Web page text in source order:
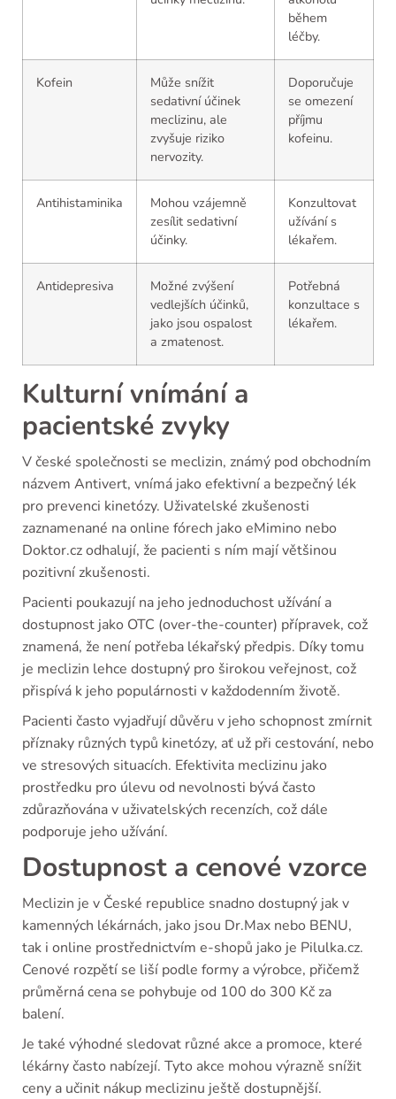
během
léčby.
Kofein
Může snížit
sedativní účinek
meclizinu, ale
zvyšuje riziko
nervozity.
Doporučuje
se omezení
příjmu
kofeinu.
Antihistaminika
Mohou vzájemně
zesílit sedativní
účinky.
Konzultovat
užívání s
lékařem.
Antidepresiva
Možné zvýšení
vedlejších účinků,
jako jsou ospalost
a zmatenost.
Potřebná
konzultace s
lékařem.
Kulturní vnímání a
pacientské zvyky
V české společnosti se meclizin, známý pod obchodním
názvem Antivert, vnímá jako efektivní a bezpečný lék
pro prevenci kinetózy. Uživatelské zkušenosti
zaznamenané na online fórech jako eMimino nebo
Doktor.cz odhalují, že pacienti s ním mají většinou
pozitivní zkušenosti.
Pacienti poukazují na jeho jednoduchost užívání a
dostupnost jako OTC (over-the-counter) přípravek, což
znamená, že není potřeba lékařský předpis. Díky tomu
je meclizin lehce dostupný pro širokou veřejnost, což
přispívá k jeho populárnosti v každodenním životě.
Pacienti často vyjadřují důvěru v jeho schopnost zmírnit
příznaky různých typů kinetózy, ať už při cestování, nebo
ve stresových situacích. Efektivita meclizinu jako
prostředku pro úlevu od nevolnosti bývá často
zdůrazňována v uživatelských recenzích, což dále
podporuje jeho užívání.
Dostupnost a cenové vzorce
Meclizin je v České republice snadno dostupný jak v
kamenných lékárnách, jako jsou Dr.Max nebo BENU,
tak i online prostřednictvím e-shopů jako je Pilulka.cz.
Cenové rozpětí se liší podle formy a výrobce, přičemž
průměrná cena se pohybuje od 100 do 300 Kč za
balení.
Je také výhodné sledovat různé akce a promoce, které
lékárny často nabízejí. Tyto akce mohou výrazně snížit
ceny a učinit nákup meclizinu ještě dostupnější.